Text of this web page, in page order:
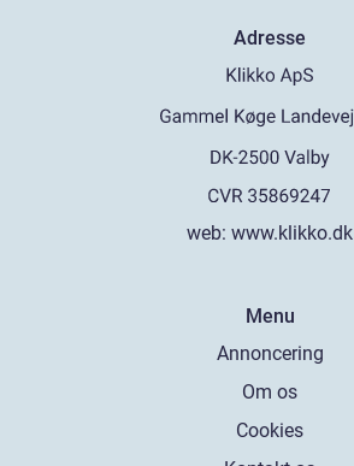
Adresse
web: www.klikko.dk
Menu
Annoncering
Om os
Cookies